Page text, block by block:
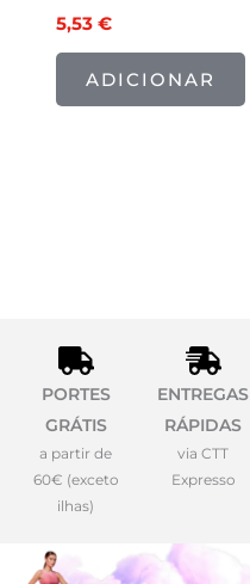
5,53 €
ADICIONAR
PORTES
GRÁTIS
a partir de
60€ (exceto
ilhas)
ENTREGAS
RÁPIDAS
via CTT
Expresso